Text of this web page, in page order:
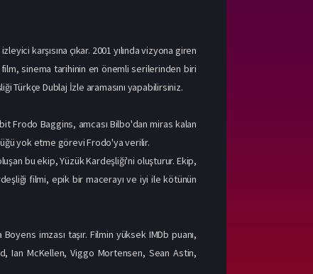
karşısına çıkar. 2001 yılında vizyona giren
sinema tarihinin en önemli serilerinden biri
Türkçe Dublaj İzle aramasını yapabilirsiniz.
Frodo Baggins, amcası Bilbo'dan miras kalan
yok etme görevi Frodo'ya verilir.
bu ekip, Yüzük Kardeşliği'ni oluşturur. Ekip,
filmi, epik bir macerayı ve iyi ile kötünün
imzası taşır. Filmin yüksek IMDb puanı,
Ian McKellen, Viggo Mortensen, Sean Astin,